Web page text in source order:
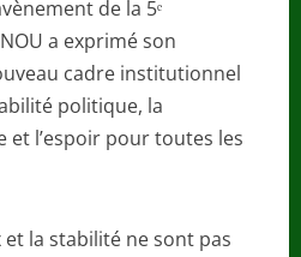
de la 5ᵉ
a exprimé son
cadre institutionnel
politique, la
et l’espoir pour toutes les
la stabilité ne sont pas